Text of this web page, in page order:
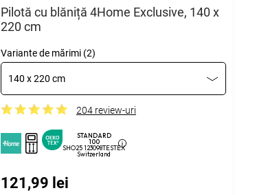
Pilotă cu blăniță 4Home Exclusive, 140 x
220 cm
Variante de mărimi (2)
140 x 220 cm
204 review-uri
STANDARD
100
SHO25 123098TESTEX
Switzerland
121,99 lei